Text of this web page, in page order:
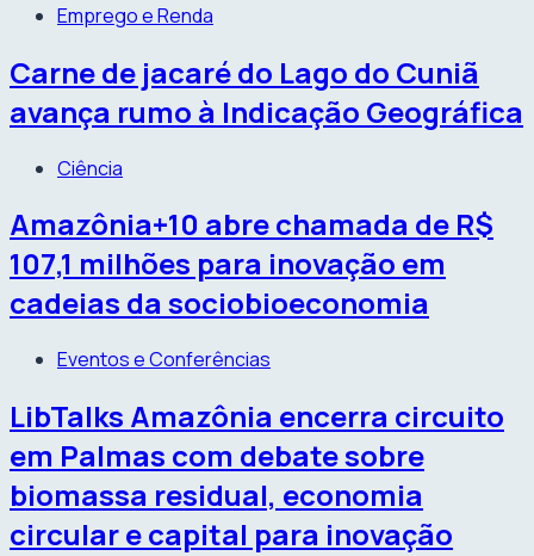
Emprego e Renda
Carne de jacaré do Lago do Cuniã
avança rumo à Indicação Geográfica
Ciência
Amazônia+10 abre chamada de R$
107,1 milhões para inovação em
cadeias da sociobioeconomia
Eventos e Conferências
LibTalks Amazônia encerra circuito
em Palmas com debate sobre
biomassa residual, economia
circular e capital para inovação